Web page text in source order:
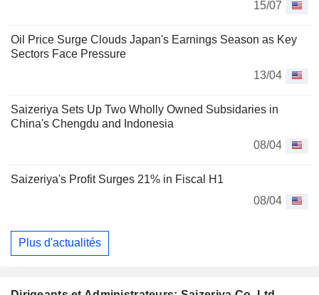
15/07
Oil Price Surge Clouds Japan's Earnings Season as Key
Sectors Face Pressure
13/04
Saizeriya Sets Up Two Wholly Owned Subsidaries in
China's Chengdu and Indonesia
08/04
Saizeriya's Profit Surges 21% in Fiscal H1
08/04
Plus d'actualités